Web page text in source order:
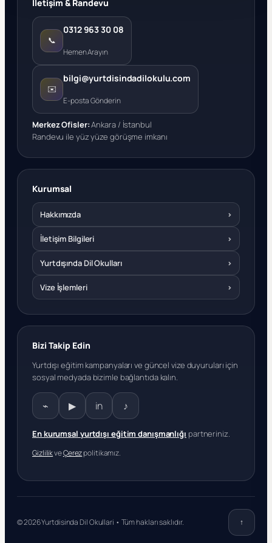
İletişim & Randevu
📞
0312 963 30 08
Hemen Arayın
✉️
bilgi@yurtdisindadilokulu.com
E-posta Gönderin
Merkez Ofisler:Ankara / İstanbul
Randevu ile yüz yüze görüşme imkanı
Kurumsal
Hakkımızda ›
İletişim Bilgileri ›
Yurtdışında Dil Okulları ›
Vize İşlemleri ›
Bizi Takip Edin
Yurtdışı eğitim kampanyaları ve güncel vize duyuruları için
sosyal medyada bizimle bağlantıda kalın.
⌁ ▶ in ♪
En kurumsal yurtdışı eğitim danışmanlığı partneriniz.
GizlilikveÇerezpolitikamız.
© 2026 Yurtdisinda Dil Okullari • Tüm hakları saklıdır. ↑